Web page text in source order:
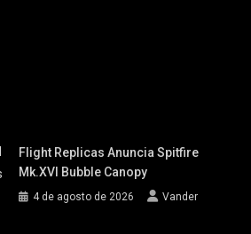
Flight Replicas Anuncia Spitfire
Mk.XVI Bubble Canopy
4 de agosto de 2026 Vander